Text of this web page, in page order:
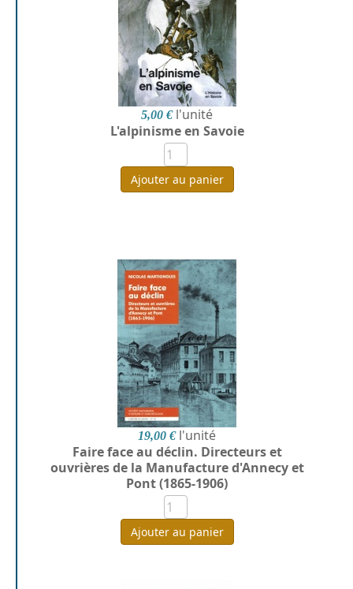
5,00 € l'unité
L'alpinisme en Savoie
Ajouter au panier
19,00 € l'unité
Faire face au déclin. Directeurs et
ouvrières de la Manufacture d'Annecy et
Pont (1865-1906)
Ajouter au panier